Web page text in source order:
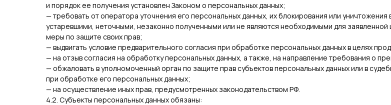
и порядок ее получения установлен Законом о персональных данных;
— требовать от оператора уточнения его персональных данных, их блокирования или
устаревшими, неточными, незаконно полученными или не являются необходимыми для
меры по защите своих прав;
— выдвигать условие предварительного согласия при обработке персональных данных в целях
— на отзыв согласия на обработку персональных данных, а также, на направление требования о
— обжаловать в уполномоченный орган по защите прав субъектов персональных данных или в
при обработке его персональных данных;
— на осуществление иных прав, предусмотренных законодательством РФ.
4.2. Субъекты персональных данных обязаны: